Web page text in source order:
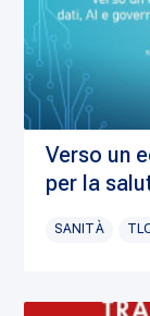
Verso un
per la
SANITÀ